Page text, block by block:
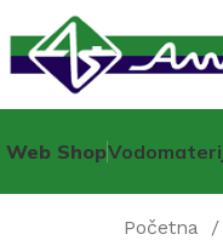
Web Shop
Početna